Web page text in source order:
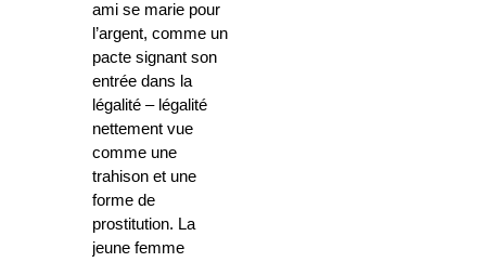
ami se marie pour
l’argent, comme un
pacte signant son
entrée dans la
légalité – légalité
nettement vue
comme une
trahison et une
forme de
prostitution. La
jeune femme